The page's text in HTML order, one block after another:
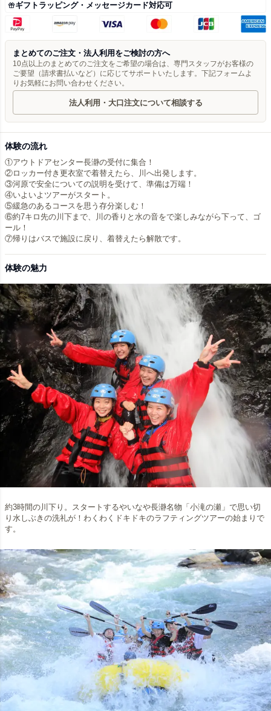
ギフトラッピング・メッセージカード対応可
まとめてのご注文・法人利用をご検討の方へ
10点以上のまとめてのご注文をご希望の場合は、専門スタッフがお客様の
ご要望（請求書払いなど）に応じてサポートいたします。下記フォームよ
りお気軽にお問い合わせください。
法人利用・大口注文について相談する
体験の流れ
①アウトドアセンター長瀞の受付に集合！
②ロッカー付き更衣室で着替えたら、川へ出発します。
③河原で安全についての説明を受けて、準備は万端！
④いよいよツアーがスタート。
⑤緩急のあるコースを思う存分楽しむ！
⑥約7キロ先の川下まで、川の香りと水の音をで楽しみながら下って、ゴ
ール！
⑦帰りはバスで施設に戻り、着替えたら解散です。
体験の魅力
約3時間の川下り。スタートするやいなや長瀞名物「小滝の瀬」で思い切
り水しぶきの洗礼が！わくわくドキドキのラフティングツアーの始まりで
す。